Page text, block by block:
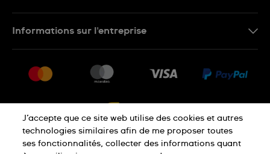
Retour
Conditions De Vente
Droit de rétractation
Informations sur l'entreprise
Jobs
J’accepte que ce site web utilise des cookies et autres
technologies similaires afin de me proposer toutes
ses fonctionnalités, collecter des informations quant